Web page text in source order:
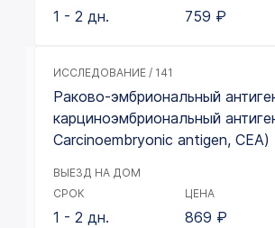
1 - 2 дн. 759 ₽
ИССЛЕДОВАНИЕ / 141
Раково-эмбриональный
карциноэмбриональный
Carcinoembryonic antigen, CEA)
ВЫЕЗД НА ДОМ
СРОК
1 - 2 дн.
ЦЕНА
869 ₽